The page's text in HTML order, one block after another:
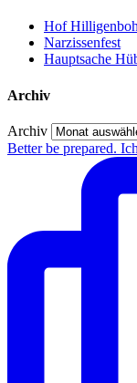
Hof
Narzissenfest
Hauptsache
Archiv
Archiv
Better be prepared.